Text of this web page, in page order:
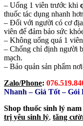
– Uống 1 viên trước khi
thuốc tác dụng nhanh
– Đối với người có cơ
viên để đảm bảo sức
– Không uống quá 1
– Chống chỉ định người
mạch.
– Bảo quản sản phẩm
Zalo/Phone:
Nhanh – Giá Tốt –
Shop thuốc sinh lý nam
trị yêu sinh lý, tăng